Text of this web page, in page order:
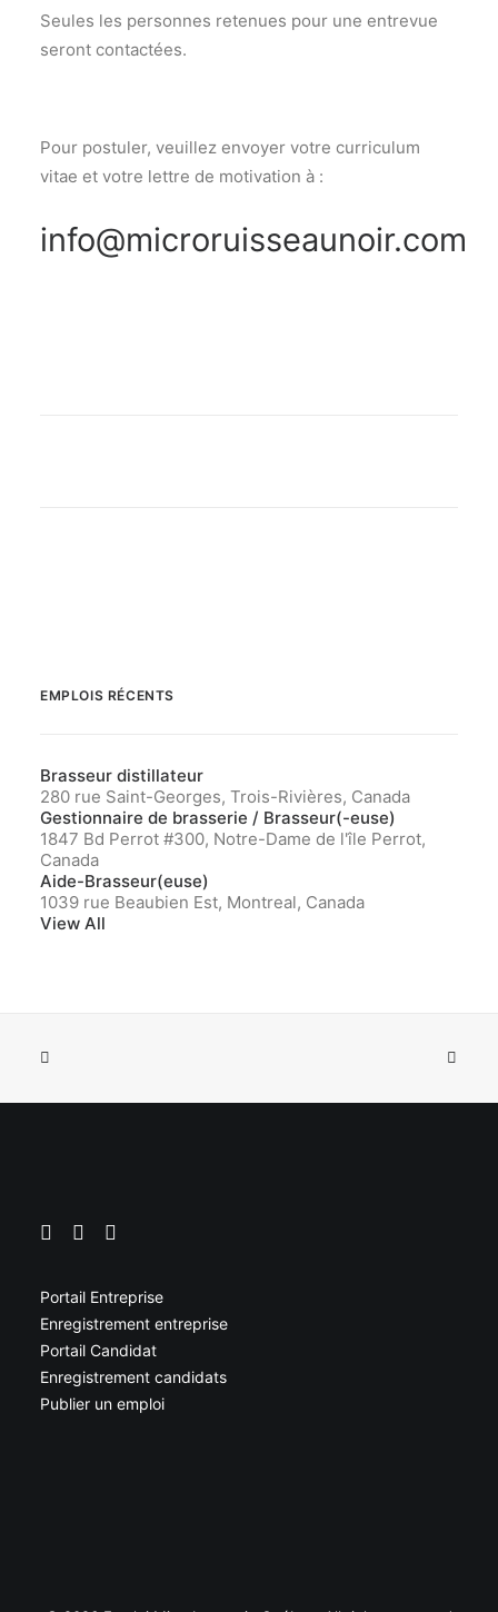
Seules les personnes retenues pour une entrevue
seront contactées.
Pour postuler, veuillez envoyer votre curriculum
vitae et votre lettre de motivation à :
info@microruisseaunoir.com
EMPLOIS RÉCENTS
Brasseur distillateur
280 rue Saint-Georges, Trois-Rivières, Canada
Gestionnaire de brasserie / Brasseur(-euse)
1847 Bd Perrot #300, Notre-Dame de l'île Perrot,
Canada
Aide-Brasseur(euse)
1039 rue Beaubien Est, Montreal, Canada
View All
Portail Entreprise
Enregistrement entreprise
Portail Candidat
Enregistrement candidats
Publier un emploi